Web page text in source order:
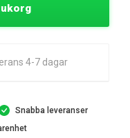
4-7 dagar
Snabba leveranser